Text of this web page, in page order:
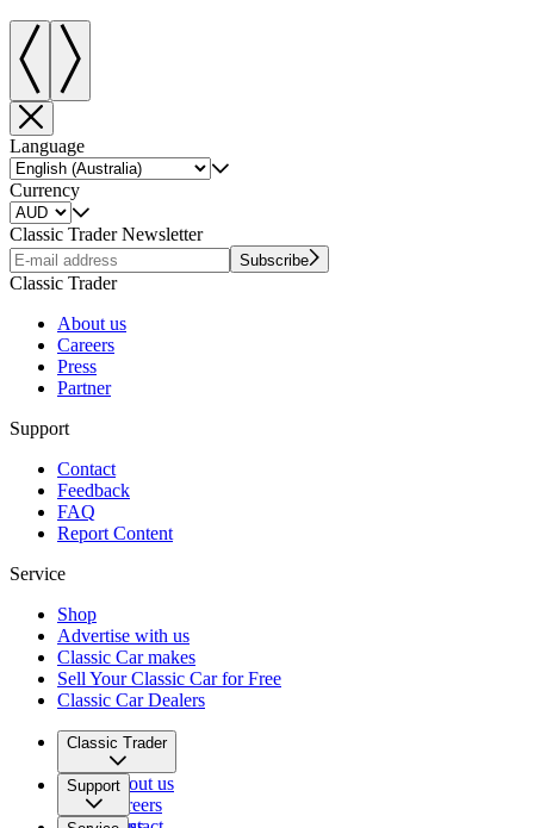
Language
Currency
Classic Trader Newsletter
Subscribe
Classic Trader
About us
Careers
Press
Partner
Support
Contact
Feedback
FAQ
Report Content
Service
Shop
Advertise with us
Classic Car makes
Sell Your Classic Car for Free
Classic Car Dealers
Classic Trader
About us
Careers
Support